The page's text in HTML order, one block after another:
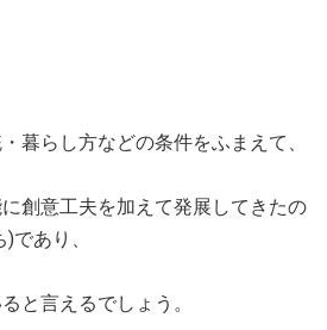
暮らし方などの条件をふまえて、
創意工夫を加えて発展してきたの
であり、
と言えるでしょう。